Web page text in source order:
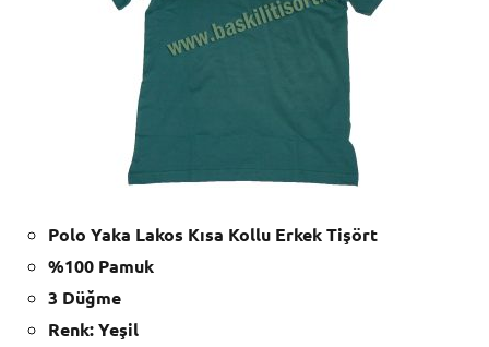
Polo Yaka Lakos Kısa Kollu Erkek Tişört
%100 Pamuk
3 Düğme
Renk: Yeşil